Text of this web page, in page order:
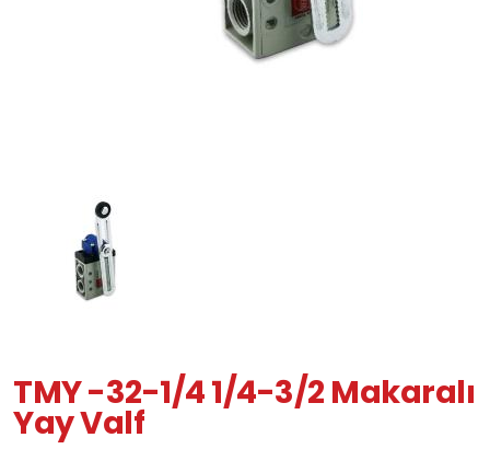
TMY -32-1/4 1/4-3/2 Makaralı
Yay Valf